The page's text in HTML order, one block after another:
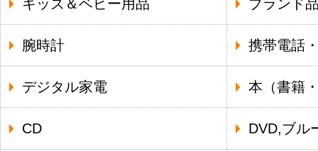
キッズ＆ベビー用品 ブランド
腕時計 携帯電話
デジタル家電 本（書籍
CD DVD,ブル